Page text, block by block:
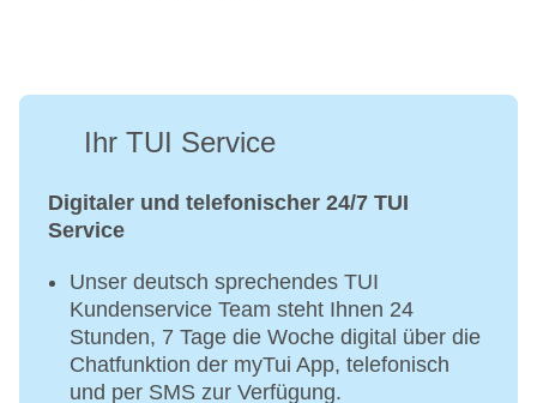
Ihr TUI Service
Digitaler und telefonischer 24/7 TUI
Service
Unser deutsch sprechendes TUI
Kundenservice Team steht Ihnen 24
Stunden, 7 Tage die Woche digital über die
Chatfunktion der myTui App, telefonisch
und per SMS zur Verfügung.